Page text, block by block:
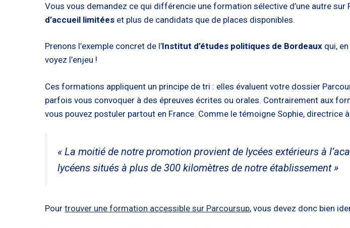
Vous vous demandez ce qui différencie une formation sélective d’une autre
d’accueil limitées et plus de candidats que de places disponibles.
Prenons l’exemple concret de l’Institut d’études politiques de Bordeaux qui,
voyez l’enjeu !
Ces formations appliquent un principe de tri : elles évaluent votre dossier
parfois vous convoquer à des épreuves écrites ou orales. Contrairement aux
vous pouvez postuler partout en France. Comme le témoigne Sophie, directrice à
« La moitié de notre promotion provient de lycées extérieurs à
lycéens situés à plus de 300 kilomètres de notre établissement »
Pour trouver une formation accessible sur Parcoursup, vous devez donc bien